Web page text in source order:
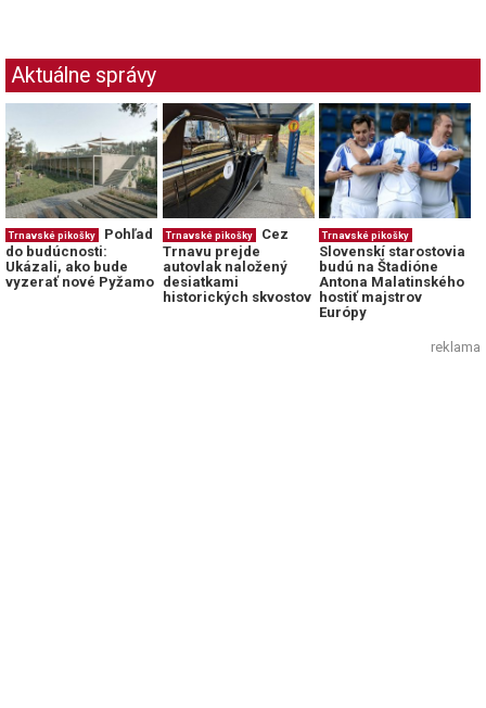
Aktuálne správy
Trnavské pikošky
Pohľad
do budúcnosti:
Ukázali, ako bude
vyzerať nové Pyžamo
Trnavské pikošky
Cez
Trnavu prejde
autovlak naložený
desiatkami
historických skvostov
Trnavské pikošky
Slovenskí starostovia
budú na Štadióne
Antona Malatinského
hostiť majstrov
Európy
reklama